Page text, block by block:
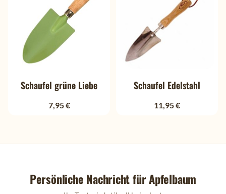
Schaufel grüne Liebe
7,95 €
Schaufel Edelstahl
11,95 €
Persönliche Nachricht fürApfelbaum